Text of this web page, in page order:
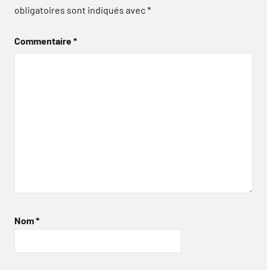
obligatoires sont indiqués avec*
Commentaire*
Nom*